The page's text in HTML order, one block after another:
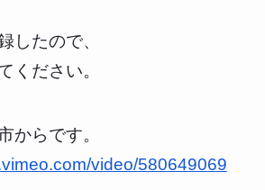
したので、
ください。
からです。
video/580649069